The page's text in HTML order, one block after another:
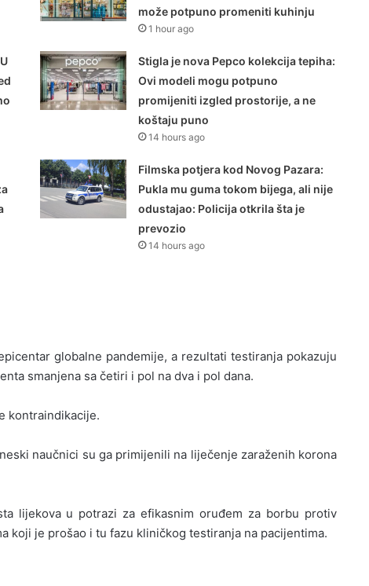
može potpuno promeniti kuhinju
1 hour ago
Stigla je nova Pepco kolekcija tepiha:
Ovi modeli mogu potpuno
promijeniti izgled prostorije, a ne
koštaju puno
14 hours ago
Filmska potjera kod Novog Pazara:
Pukla mu guma tokom bijega, ali nije
odustajao: Policija otkrila šta je
prevozio
14 hours ago
globalne pandemije, a rezultati testiranja pokazuju
smanjena sa četiri i pol na dva i pol dana.
kontraindikacije.
naučnici su ga primijenili na liječenje zaraženih korona
lijekova u potrazi za efikasnim oruđem za borbu protiv
koji je prošao i tu fazu kliničkog testiranja na pacijentima.